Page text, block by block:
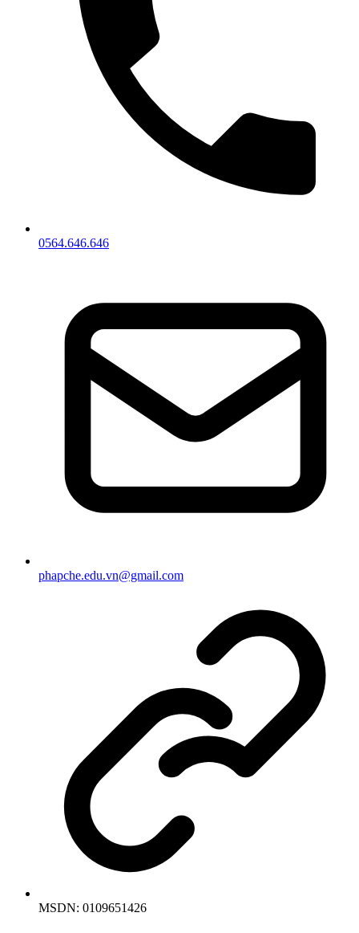
0564.646.646
phapche.edu.vn@gmail.com
MSDN: 0109651426